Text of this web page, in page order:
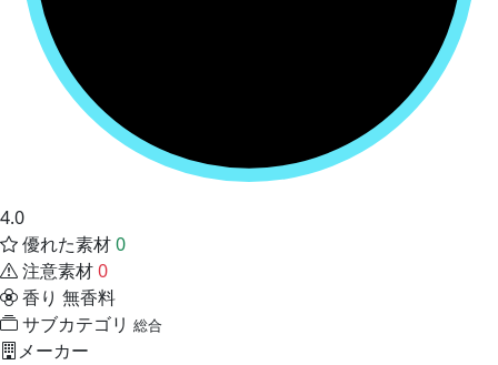
4.0
優れた素材0
注意素材0
香り 無香料
サブカテゴリ 総合
メーカー